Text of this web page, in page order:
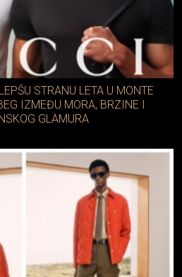
STRANU LETA U MONTE
IZMEĐU MORA, BRZINE I
GLAMURA